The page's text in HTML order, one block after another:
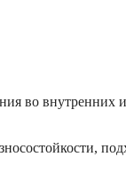
во внутренних